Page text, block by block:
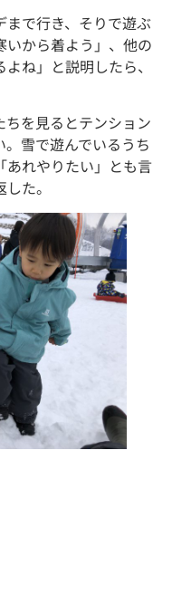
で行き、そりで遊ぶ
から着よう」、他の
ね」と説明したら、
を見るとテンション
雪で遊んでいるうち
あれやりたい」とも言
た。